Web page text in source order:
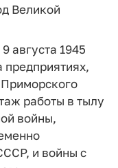
Великой
августа 1945
предприятиях,
работы в тылу
войны,
и войны с